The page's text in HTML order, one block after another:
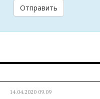
Отправить
14.04.2020 09.09